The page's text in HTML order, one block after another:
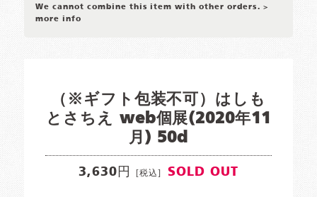
We cannot combine this item with other orders. >
more info
（※ギフト包装不可）はしも
とさちえ web個展(2020年11
月) 50d
3,630円 [税込] SOLD OUT